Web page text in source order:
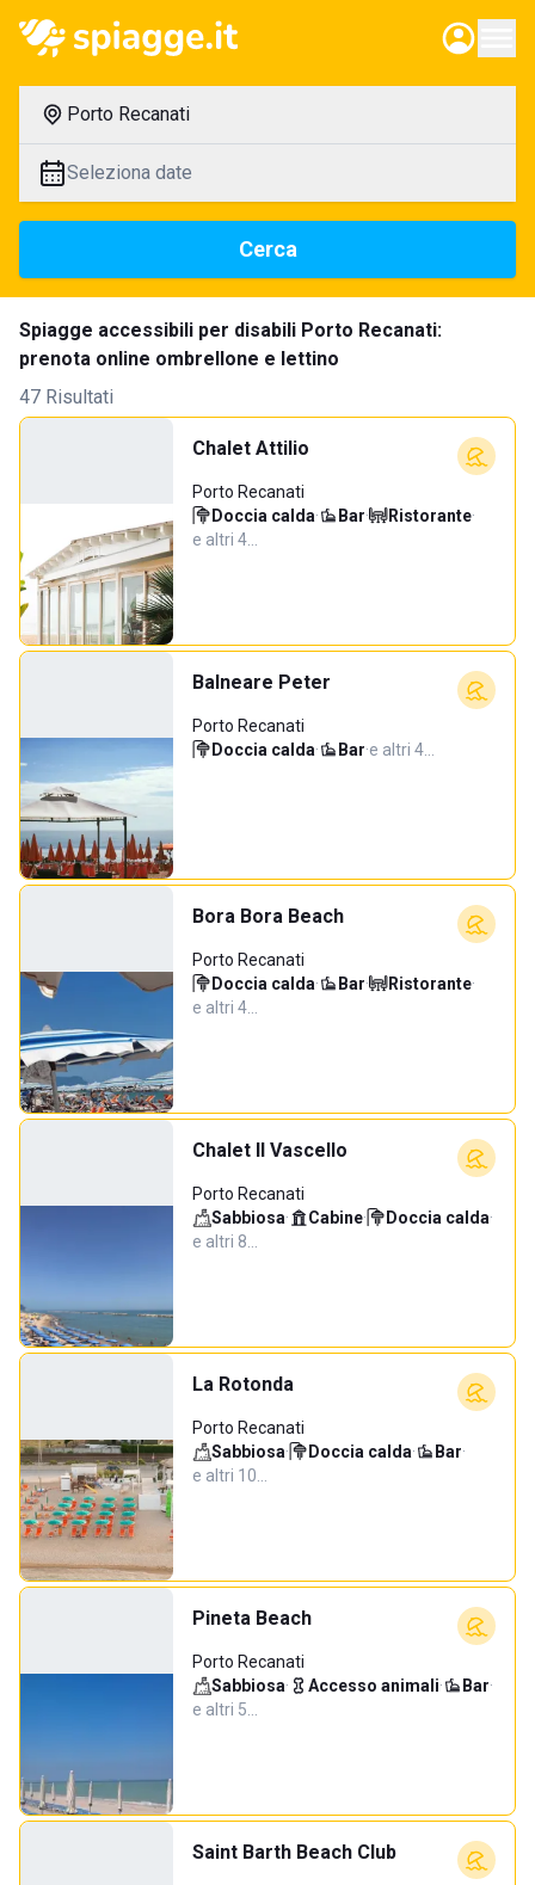
Porto Recanati
Seleziona date
Cerca
Spiagge accessibili per disabili Porto Recanati:
prenota online ombrellone e lettino
47 Risultati
Chalet Attilio
Porto Recanati
Doccia calda· Bar· Ristorante·
e altri 4…
Balneare Peter
Porto Recanati
Doccia calda· Bar·e altri 4…
Bora Bora Beach
Porto Recanati
Doccia calda· Bar· Ristorante·
e altri 4…
Chalet Il Vascello
Porto Recanati
Sabbiosa· Cabine· Doccia calda·
e altri 8…
La Rotonda
Porto Recanati
Sabbiosa· Doccia calda· Bar·
e altri 10…
Pineta Beach
Porto Recanati
Sabbiosa· Accesso animali· Bar·
e altri 5…
Saint Barth Beach Club